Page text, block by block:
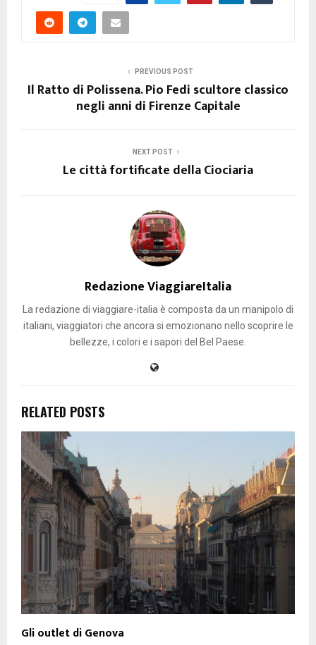
PREVIOUS POST
Il Ratto di Polissena. Pio Fedi scultore classico
negli anni di Firenze Capitale
NEXT POST
Le città fortificate della Ciociaria
Redazione ViaggiareItalia
La redazione di viaggiare-italia è composta da un manipolo di
italiani, viaggiatori che ancora si emozionano nello scoprire le
bellezze, i colori e i sapori del Bel Paese.
RELATED POSTS
Gli outlet di Genova